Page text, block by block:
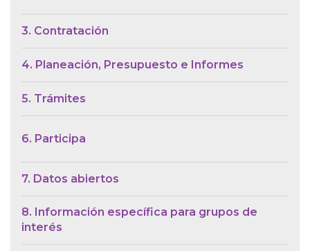
3. Contratación
4. Planeación, Presupuesto e Informes
5. Trámites
6. Participa
7. Datos abiertos
8. Información específica para grupos de
interés